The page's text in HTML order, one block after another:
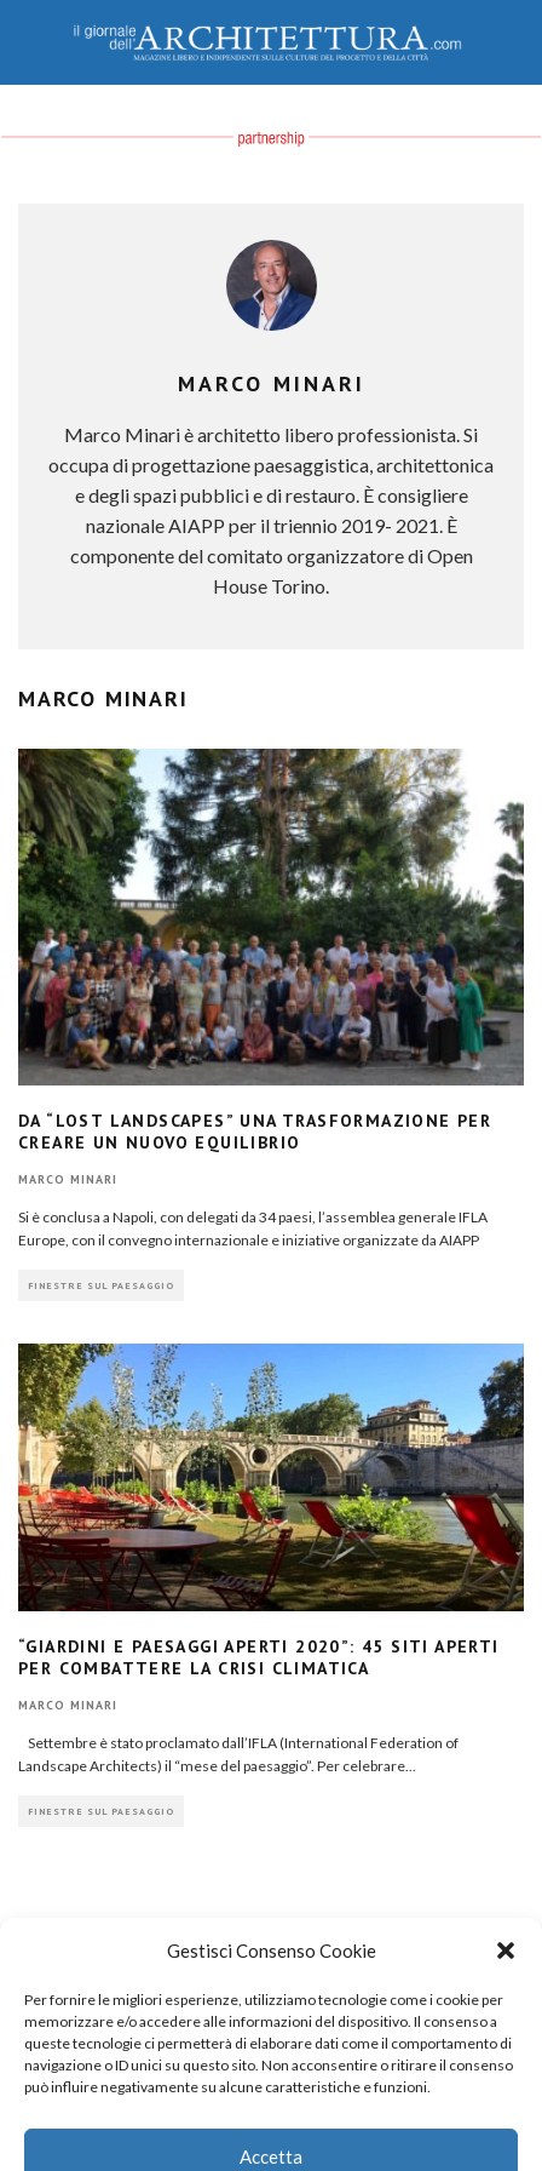
Gestisci Consenso Cookie
Per fornire le migliori esperienze, utilizziamo tecnologie come i cookie per
memorizzare e/o accedere alle informazioni del dispositivo. Il consenso a
queste tecnologie ci permetterà di elaborare dati come il comportamento di
navigazione o ID unici su questo sito. Non acconsentire o ritirare il consenso
può influire negativamente su alcune caratteristiche e funzioni.
Accetta
MARCO MINARI
Marco Minari è architetto libero professionista. Si
occupa di progettazione paesaggistica, architettonica
e degli spazi pubblici e di restauro. È consigliere
nazionale AIAPP per il triennio 2019- 2021. È
componente del comitato organizzatore di Open
House Torino.
MARCO MINARI
DA “LOST LANDSCAPES” UNA TRASFORMAZIONE PER
CREARE UN NUOVO EQUILIBRIO
MARCO MINARI
Si è conclusa a Napoli, con delegati da 34 paesi, l’assemblea generale IFLA
Europe, con il convegno internazionale e iniziative organizzate da AIAPP
FINESTRE SUL PAESAGGIO
“GIARDINI E PAESAGGI APERTI 2020”: 45 SITI APERTI
PER COMBATTERE LA CRISI CLIMATICA
MARCO MINARI
Settembre è stato proclamato dall’IFLA (International Federation of
Landscape Architects) il “mese del paesaggio”. Per celebrare
FINESTRE SUL PAESAGGIO
COPYRIGHT
© TheArchitecturalPost 2024
SOCIAL NETWORK